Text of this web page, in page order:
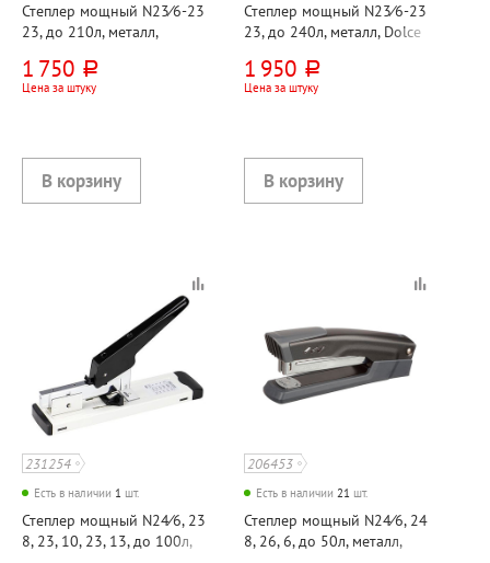
Степлер мощный N23⁄6-23
23, до 210л, металл,
1 750 руб.
Цена за штуку
Степлер мощный N23⁄6-23
23, до 240л, металл, Dolce
1 950 руб.
Цена за штуку
231254
Есть в наличии 1 шт.
Степлер мощный N24⁄6, 23
8, 23, 10, 23, 13, до 100л,
206453
Есть в наличии 21 шт.
Степлер мощный N24⁄6, 24
8, 26, 6, до 50л, металл,